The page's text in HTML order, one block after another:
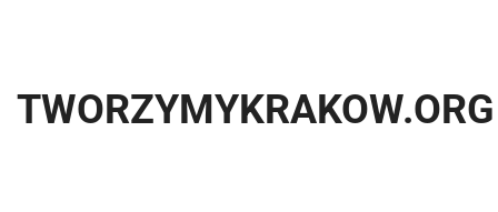
TWORZYMYKRAKOW.ORG